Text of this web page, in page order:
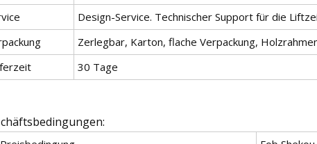
Design-Service. Technischer Support für die
Zerlegbar, Karton, flache Verpackung,
30 Tage